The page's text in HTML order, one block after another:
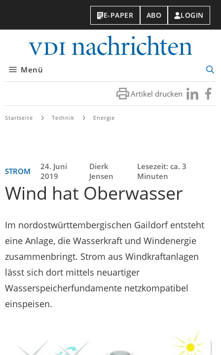
E-PAPER ABO LOGIN
Menü
Artikel drucken Besuchen
Sie
Sie
Startseite Technik Energie
STROM
24. Juni
2019
Dierk
Jensen
Lesezeit: ca. 3
Minuten
Wind hat Oberwasser
Im nordostwürttembergischen Gaildorf entsteht
eine Anlage, die Wasserkraft und Windenergie
zusammenbringt. Strom aus Windkraftanlagen
lässt sich dort mittels neuartiger
Wasserspeicherfundamente netzkompatibel
einspeisen.